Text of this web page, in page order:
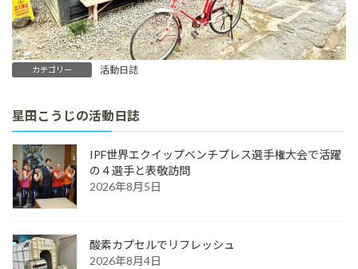
カテゴリー 活動日誌
星田こうじの活動日誌
IPF世界エクイップベンチプレス選手権大会で活躍
の４選手と表敬訪問
2026年8月5日
酸素カプセルでリフレッシュ
2026年8月4日